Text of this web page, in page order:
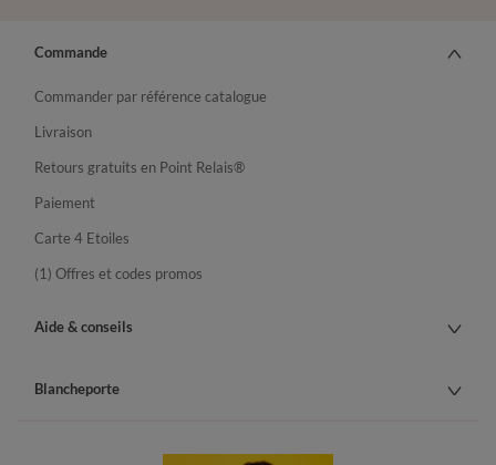
Commande
Commander par référence catalogue
Livraison
Retours gratuits en Point Relais®
Paiement
Carte 4 Etoiles
(1) Offres et codes promos
Aide & conseils
Blancheporte